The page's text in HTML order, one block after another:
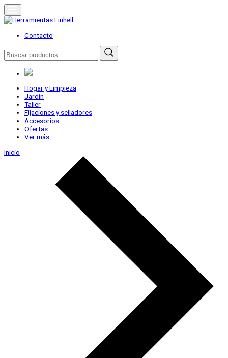
Skip
to
content
Herramientas Einhell
Distribuidor Oficial
Contacto
Buscar
por:
Hogar y Limpieza
Jardin
Taller
Fijaciones y selladores
Accesorios
Ofertas
Ver más
Inicio